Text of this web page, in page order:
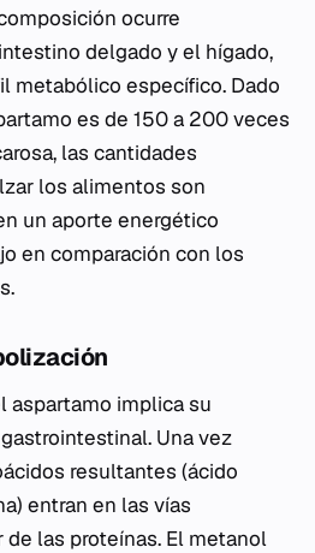
ocurre
delgado y el hígado,
metabólico específico. Dado
es de 150 a 200 veces
las cantidades
los alimentos son
un aporte energético
en comparación con los
aspartamo implica su
Una vez
resultantes (ácido
entran en las vías
las proteínas. El metanol